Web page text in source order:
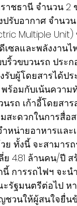
าชธานี จำนวน
ปรับอากาศ จำนว
Multiple
เซลและพลังงาน
ริ้วขบวนรถ ประ
รับผู้โดยสารได้ป
พร้อมกับเน้นควา
นรถ เก้าอี้โดยส
สะดวกในการสื่อ
ำหน่ายอาหารแล
ย ทั้งนี้ จะสามาร
ย 4.81 ล้านคน/ปี
การรถไฟฯ จะน
รัฐมนตรีต่อไป ห
ชวนให้ผู้สนใจยื่น